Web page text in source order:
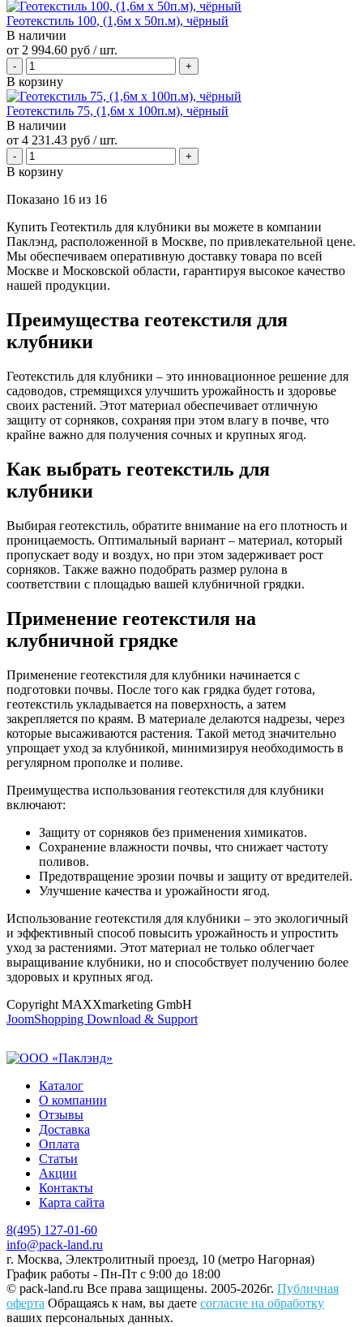
Геотекстиль 100, (1,6м х 50п.м), чёрный
В наличии
от 2 994.60 руб / шт.
В корзину
Геотекстиль 75, (1,6м х 100п.м), чёрный
В наличии
от 4 231.43 руб / шт.
В корзину
Показано 16 из 16
Купить Геотектиль для клубники вы можете в компании
Паклэнд, расположенной в Москве, по привлекательной цене.
Мы обеспечиваем оперативную доставку товара по всей
Москве и Московской области, гарантируя высокое качество
нашей продукции.
Преимущества геотекстиля для
клубники
Геотекстиль для клубники – это инновационное решение для
садоводов, стремящихся улучшить урожайность и здоровье
своих растений. Этот материал обеспечивает отличную
защиту от сорняков, сохраняя при этом влагу в почве, что
крайне важно для получения сочных и крупных ягод.
Как выбрать геотекстиль для
клубники
Выбирая геотекстиль, обратите внимание на его плотность и
проницаемость. Оптимальный вариант – материал, который
пропускает воду и воздух, но при этом задерживает рост
сорняков. Также важно подобрать размер рулона в
соответствии с площадью вашей клубничной грядки.
Применение геотекстиля на
клубничной грядке
Применение геотекстиля для клубники начинается с
подготовки почвы. После того как грядка будет готова,
геотекстиль укладывается на поверхность, а затем
закрепляется по краям. В материале делаются надрезы, через
которые высаживаются растения. Такой метод значительно
упрощает уход за клубникой, минимизируя необходимость в
регулярном прополке и поливе.
Преимущества использования геотекстиля для клубники
включают:
Защиту от сорняков без применения химикатов.
Сохранение влажности почвы, что снижает частоту
поливов.
Предотвращение эрозии почвы и защиту от вредителей.
Улучшение качества и урожайности ягод.
Использование геотекстиля для клубники – это экологичный
и эффективный способ повысить урожайность и упростить
уход за растениями. Этот материал не только облегчает
выращивание клубники, но и способствует получению более
здоровых и крупных ягод.
Copyright MAXXmarketing GmbH
JoomShopping Download & Support
Каталог
О компании
Отзывы
Доставка
Оплата
Статьи
Акции
Контакты
Карта сайта
8(495) 127-01-60
info@pack-land.ru
г. Москва, Электролитный проезд, 10 (метро Нагорная)
График работы - Пн-Пт с 9:00 до 18:00
© pack-land.ru Все права защищены. 2005-2026г. Публичная
оферта Обращаясь к нам, вы даете согласие на обработку
ваших персональных данных.